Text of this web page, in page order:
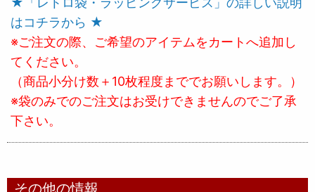
はコチラから ★
※ご注文の際、ご希望のアイテムをカートへ追加し
てください。
（商品小分け数＋10枚程度まででお願いします。）
※袋のみでのご注文はお受けできませんのでご了承
下さい。
その他の情報